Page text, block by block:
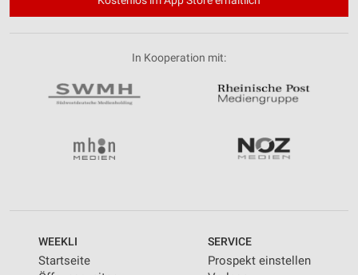
In Kooperation mit:
WEEKLI
Startseite
SERVICE
Prospekt einstellen